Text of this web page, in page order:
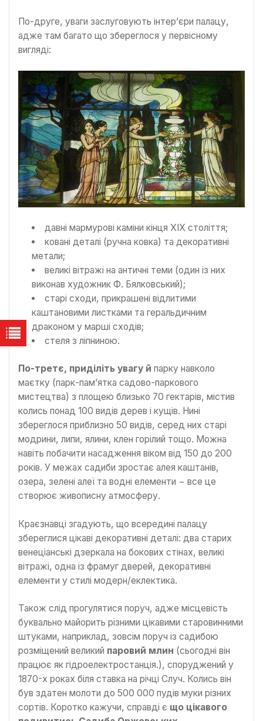
По-друге, уваги заслуговують інтер’єри палацу,
адже там багато що збереглося у первісному
вигляді:
давні мармурові каміни кінця ХІХ століття;
ковані деталі (ручна ковка) та декоративні
метали;
великі вітражі на античні теми (один із них
виконав художник Ф. Бялковський);
старі сходи, прикрашені відлитими
каштановими листками та геральдичним
драконом у марші сходів;
стеля з ліпниною.
По-третє, приділіть увагу й парку навколо
маєтку (парк-пам’ятка садово-паркового
мистецтва) з площею близько 70 гектарів, містив
колись понад 100 видів дерев і кущів. Нині
збереглося приблизно 50 видів, серед них старі
модрини, липи, ялини, клен горілий тощо. Можна
навіть побачити насадження віком від 150 до 200
років. У межах садиби зростає алея каштанів,
озера, зелені алеї та водні елементи − все це
створює живописну атмосферу.
Краєзнавці згадують, що всередині палацу
збереглися цікаві декоративні деталі: два старих
венеціанські дзеркала на бокових стінах, великі
вітражі, одна із фрамуг дверей, декоративні
елементи у стилі модерн/еклектика.
Також слід прогулятися поруч, адже місцевість
буквально майорить різними цікавими старовинними
штуками, наприклад, зовсім поруч із садибою
розміщений великий паровий млин (сьогодні він
працює як гідроелектростанція.), споруджений у
1870-х роках біля ставка на річці Случ. Колись він
був здатен молоти до 500 000 пудів муки різних
сортів. Коротко кажучи, справді є що цікавого